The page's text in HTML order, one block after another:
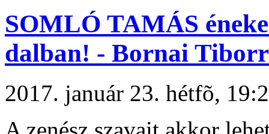
SOMLÓ TAMÁS
dalban! - Bornai
2017. január 23. hétfõ,